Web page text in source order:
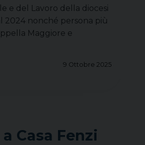
e del Lavoro della diocesi
2024 nonché persona più
Maggiore e
9 Ottobre 2025
Casa Fenzi